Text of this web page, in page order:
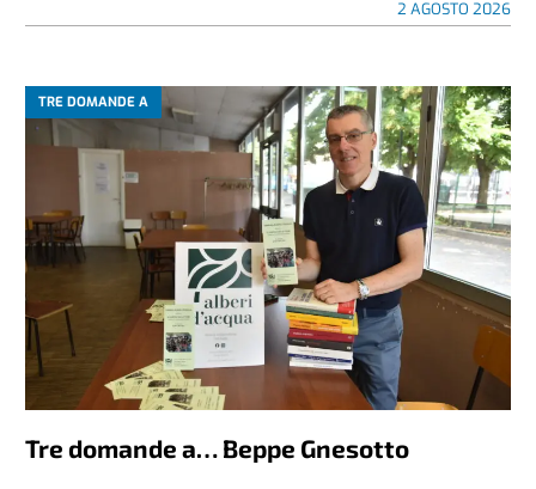
2 AGOSTO 2026
TRE DOMANDE A
Tre domande a… Beppe Gnesotto